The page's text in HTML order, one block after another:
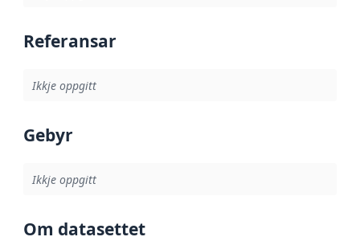
Referansar
Ikkje oppgitt
Gebyr
Ikkje oppgitt
Om datasettet